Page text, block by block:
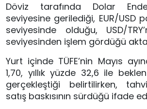
Döviz tarafında Dolar
seviyesine gerilediği, EUR/USD
seviyesinde olduğu, USD/
seviyesinden işlem gördüğü
Yurt içinde TÜFE’nin Mayıs
1,70, yıllık yüzde 32,6 ile
gerçekleştiği belirtilirken,
satış baskısının sürdüğü ifade